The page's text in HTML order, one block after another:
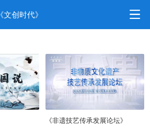
《文创时代》
《非遗技艺传承发展论坛》